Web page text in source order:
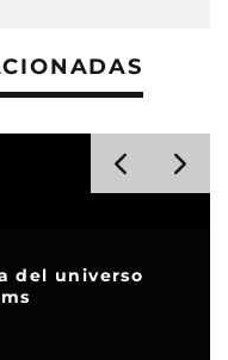
del universo